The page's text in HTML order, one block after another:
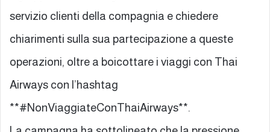
servizio clienti della compagnia e chiedere
chiarimenti sulla sua partecipazione a queste
operazioni, oltre a boicottare i viaggi con Thai
Airways con l’hashtag
**#NonViaggiateConThaiAirways**.